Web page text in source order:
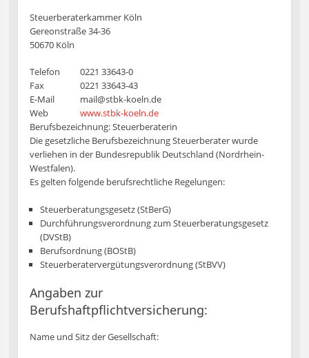
Steuerberaterkammer Köln
Gereonstraße 34-36
50670 Köln
Telefon
0221 33643-0
Fax
0221 33643-43
E-Mail
mail@stbk-koeln.de
Web
www.stbk-koeln.de
Berufsbezeichnung: Steuerberaterin
Die gesetzliche Berufsbezeichnung Steuerberater wurde
verliehen in der Bundesrepublik Deutschland (Nordrhein-
Westfalen).
Es gelten folgende berufsrechtliche Regelungen:
Steuerberatungsgesetz (StBerG)
Durchführungsverordnung zum Steuerberatungsgesetz
(DVStB)
Berufsordnung (BOStB)
Steuerberatervergütungsverordnung (StBVV)
Angaben zur
Berufshaftpflichtversicherung:
Name und Sitz der Gesellschaft: